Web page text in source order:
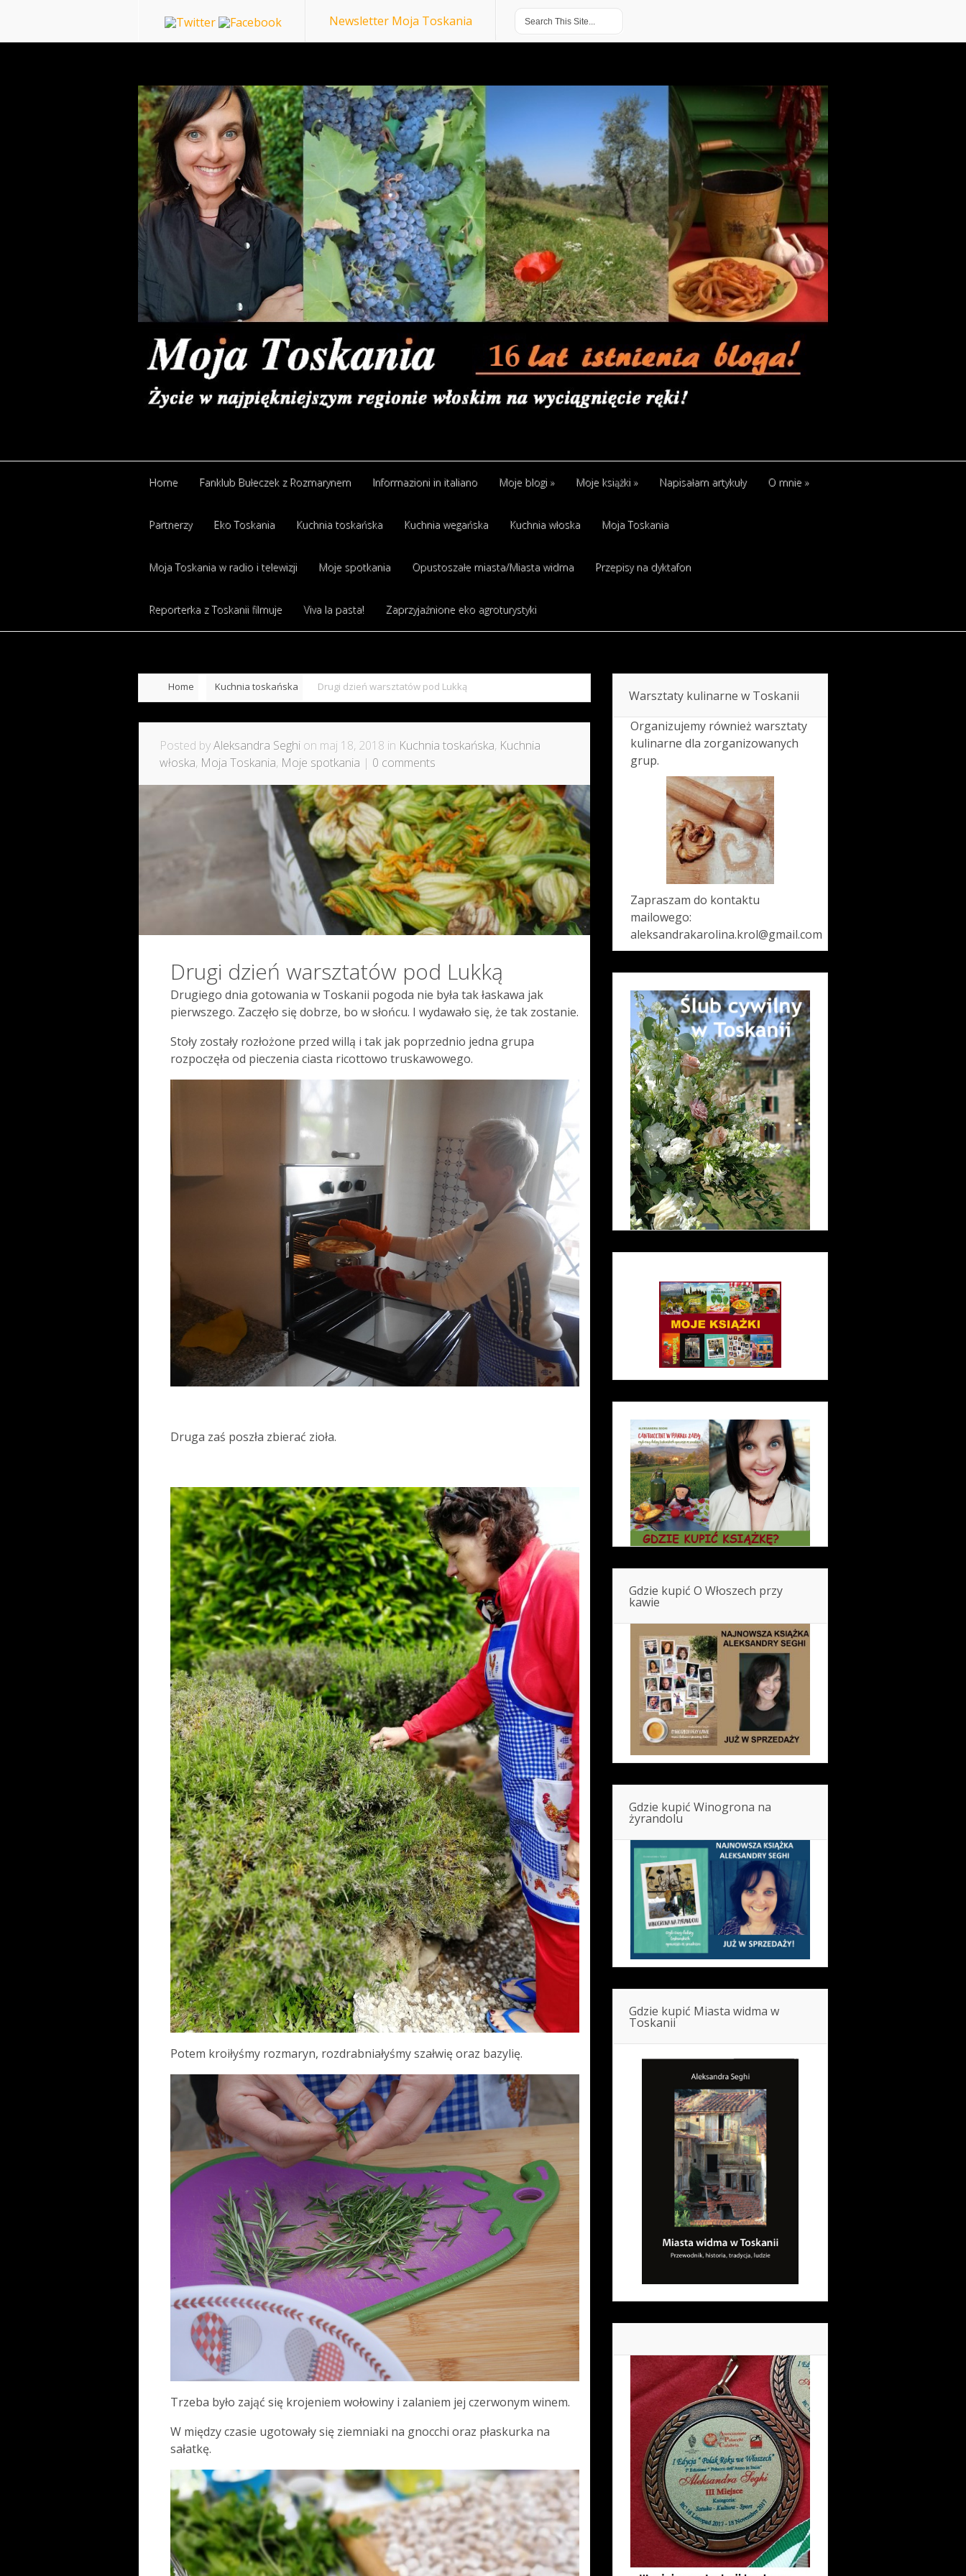
Newsletter Moja Toskania
Home Fanklub Bułeczek z Rozmarynem Informazioni in italiano Moje blogi » Moje książki » Napisałam artykuły O mnie »
Partnerzy Eko Toskania Kuchnia toskańska Kuchnia wegańska Kuchnia włoska Moja Toskania
Moja Toskania w radio i telewizji Moje spotkania Opustoszałe miasta/Miasta widma Przepisy na dyktafon
Reporterka z Toskanii filmuje Viva la pasta! Zaprzyjaźnione eko agroturystyki
Home Kuchnia toskańska Drugi dzień warsztatów pod Lukką
Posted byAleksandra Seghi on maj 18, 2018 in Kuchnia toskańska, Kuchnia
włoska, Moja Toskania, Moje spotkania | 0 comments
Drugi dzień warsztatów pod Lukką
Drugiego dnia gotowania w Toskanii pogoda nie była tak łaskawa jak
pierwszego. Zaczęło się dobrze, bo w słońcu. I wydawało się, że tak zostanie.
Stoły zostały rozłożone przed willą i tak jak poprzednio jedna grupa
rozpoczęła od pieczenia ciasta ricottowo truskawowego.
Druga zaś poszła zbierać zioła.
Potem kroiłyśmy rozmaryn, rozdrabniałyśmy szałwię oraz bazylię.
Trzeba było zająć się krojeniem wołowiny i zalaniem jej czerwonym winem.
W między czasie ugotowały się ziemniaki na gnocchi oraz płaskurka na
sałatkę.
Warsztaty kulinarne w Toskanii
Organizujemy również warsztaty
kulinarne dla zorganizowanych
grup.
Zapraszam do kontaktu
mailowego:
aleksandrakarolina.krol@gmail.com
Gdzie kupić O Włoszech przy
kawie
Gdzie kupić Winogrona na
żyrandolu
Gdzie kupić Miasta widma w
Toskanii